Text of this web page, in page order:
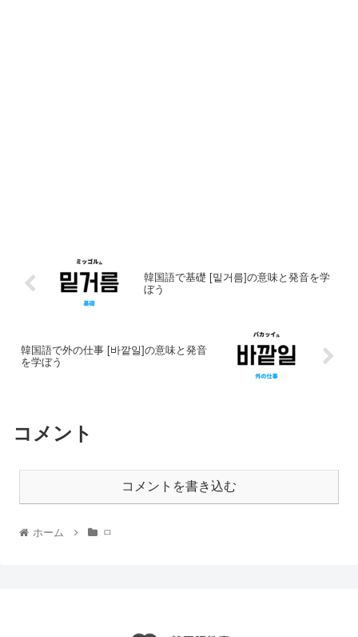
韓国語で基礎 [밑거름]の意味と発音を学
ぼう
韓国語で外の仕事 [바깥일]の意味と発音
を学ぼう
コメント
コメントを書き込む
ホーム ㅁ